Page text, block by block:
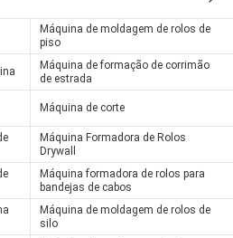
Máquina de moldagem de rolos de
piso
Máquina de formação de corrimão
de estrada
Máquina de corte
Máquina Formadora de Rolos
Drywall
Máquina formadora de rolos para
bandejas de cabos
Máquina de moldagem de rolos de
silo